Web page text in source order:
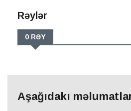
Rəylər
0 RƏY
Aşağıdakı